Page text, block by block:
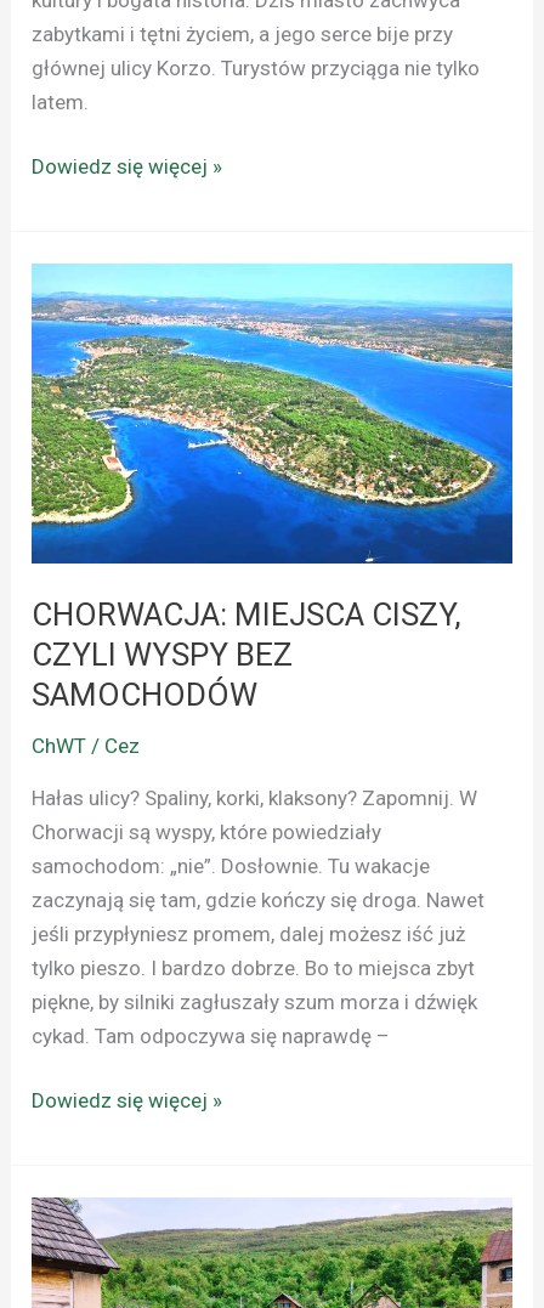
zabytkami i tętni życiem, a jego serce bije przy
głównej ulicy Korzo. Turystów przyciąga nie tylko
latem.
Dowiedz się więcej »
CHORWACJA: MIEJSCA CISZY,
CZYLI WYSPY BEZ
SAMOCHODÓW
ChWT / Cez
Hałas ulicy? Spaliny, korki, klaksony? Zapomnij. W
Chorwacji są wyspy, które powiedziały
samochodom: „nie”. Dosłownie. Tu wakacje
zaczynają się tam, gdzie kończy się droga. Nawet
jeśli przypłyniesz promem, dalej możesz iść już
tylko pieszo. I bardzo dobrze. Bo to miejsca zbyt
piękne, by silniki zagłuszały szum morza i dźwięk
cykad. Tam odpoczywa się naprawdę –
MIEJSCA
CISZY,
CZYLI
WYSPY
BEZ
SAMOCHODÓW
Dowiedz się więcej »
CHORWACJA:
A
MOŻE